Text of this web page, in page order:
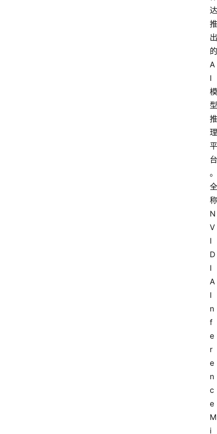
达
推
出
的
A
I
模
型
推
理
平
台
。
全
称
N
V
I
D
I
A
I
n
f
e
r
e
n
c
e
M
i